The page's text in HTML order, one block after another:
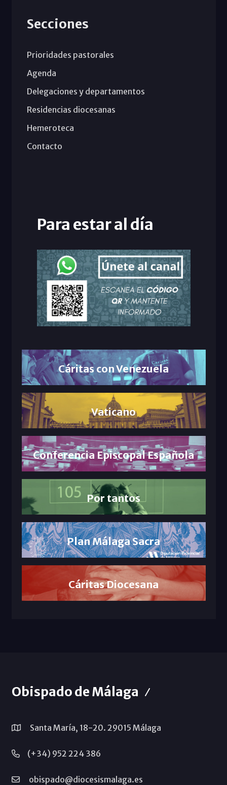
Secciones
Prioridades pastorales
Agenda
Delegaciones y departamentos
Residencias diocesanas
Hemeroteca
Contacto
Para estar al día
Cáritas con Venezuela
Vaticano
Conferencia Episcopal Española
Por tantos
Plan Málaga Sacra
Cáritas Diocesana
Obispado de Málaga
Santa María, 18-20. 29015 Málaga
(+34) 952 224 386
obispado@diocesismalaga.es